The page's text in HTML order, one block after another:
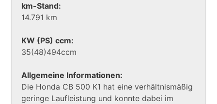
km-Stand:
14.791 km
KW (PS) ccm:
35(48)494ccm
Allgemeine Informationen:
Die Honda CB 500 K1 hat eine verhältnismäßig
geringe Laufleistung und konnte dabei im